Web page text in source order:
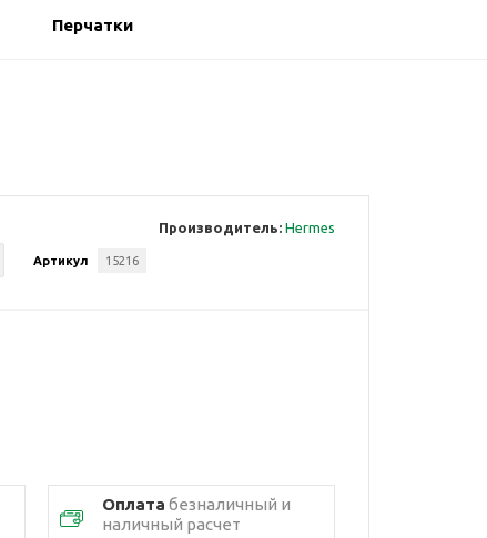
Перчатки
Производитель: Hermes
Артикул 15216
Оплата безналичный и
наличный расчет